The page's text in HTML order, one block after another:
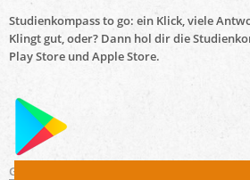
Studienkompass to go: ein Klick, viele
Klingt gut, oder? Dann hol dir die
Play Store und Apple Store.
Google Play Store